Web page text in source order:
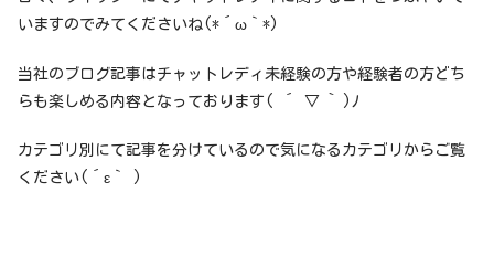
いますのでみてくださいね(*´ω｀*)
当社のブログ記事はチャットレディ未経験の方や経験者の方どち
らも楽しめる内容となっております( ´ ▽ ` )ﾉ
カテゴリ別にて記事を分けているので気になるカテゴリからご覧
ください(´ε｀ )